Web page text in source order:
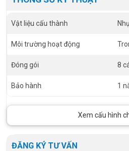
Vật liệu cấu thành
Môi trường hoạt động
Đóng gói 8
Bảo hành 1
Xem cấu hình
ĐĂNG KÝ TƯ VẤN